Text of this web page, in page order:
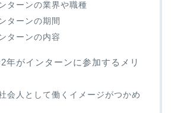
ターンの業界や職種
ターンの期間
ターンの内容
2年がインターンに参加するメリ
会人として働くイメージがつかめ